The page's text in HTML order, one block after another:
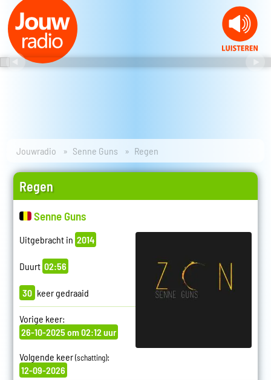
Jouwradio Senne Guns Regen
Regen
Senne Guns
Uitgebracht in 2014
Duurt 02:56
30 keer gedraaid
Vorige keer:
26-10-2025 om 02:12 uur
Volgende keer(schatting):
12-09-2026